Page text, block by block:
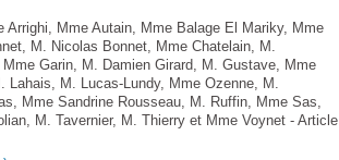
Mme Autain, Mme Balage El Mariky, Mme
M. Nicolas Bonnet, Mme Chatelain, M.
Garin, M. Damien Girard, M. Gustave, Mme
Lahais, M. Lucas-Lundy, Mme Ozenne, M.
Mme Sandrine Rousseau, M. Ruffin, Mme Sas,
M. Tavernier, M. Thierry et Mme Voynet - Article